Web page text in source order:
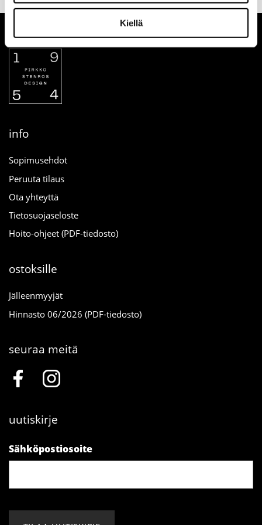
Kiellä
info
Sopimusehdot
Peruuta tilaus
Ota yhteyttä
Tietosuojaseloste
Hoito-ohjeet (PDF-tiedosto)
ostoksille
Jälleenmyyjät
Hinnasto 06/2026 (PDF-tiedosto)
seuraa meitä
uutiskirje
Sähköpostiosoite